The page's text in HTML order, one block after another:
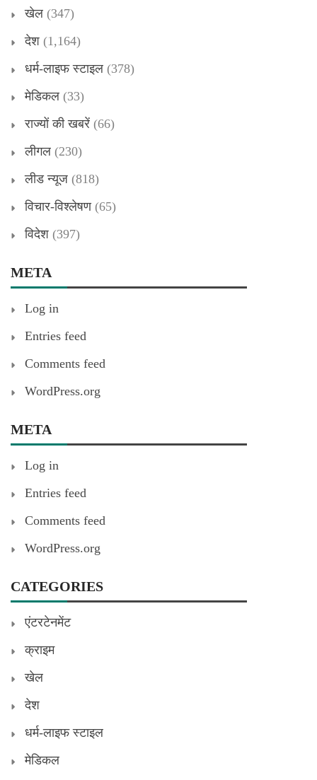
खेल (347)
देश (1,164)
धर्म-लाइफ स्टाइल (378)
मेडिकल (33)
राज्यों की खबरें (66)
लीगल (230)
लीड न्यूज (818)
विचार-विश्लेषण(65)
विदेश (397)
META
Log in
Entries feed
Comments feed
WordPress.org
META
Log in
Entries feed
Comments feed
WordPress.org
CATEGORIES
एंटरटेनमेंट
क्राइम
खेल
देश
धर्म-लाइफ स्टाइल
मेडिकल